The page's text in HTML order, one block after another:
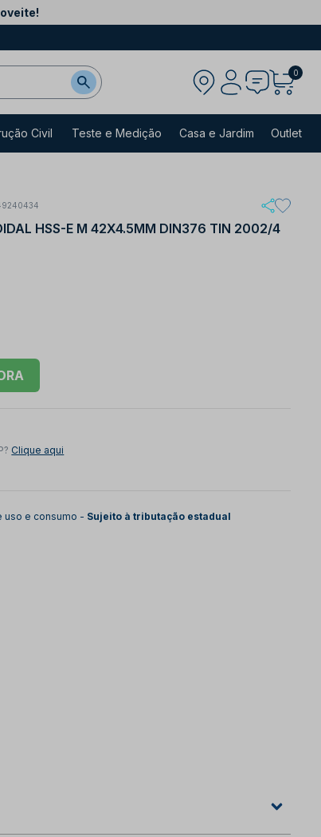
0
Civil Teste e Medição Casa e Jardim Outlet
HSS-E M 42X4.5MM DIN376 TIN 2002/4
Clique aqui
uso e consumo - Sujeito à tributação estadual